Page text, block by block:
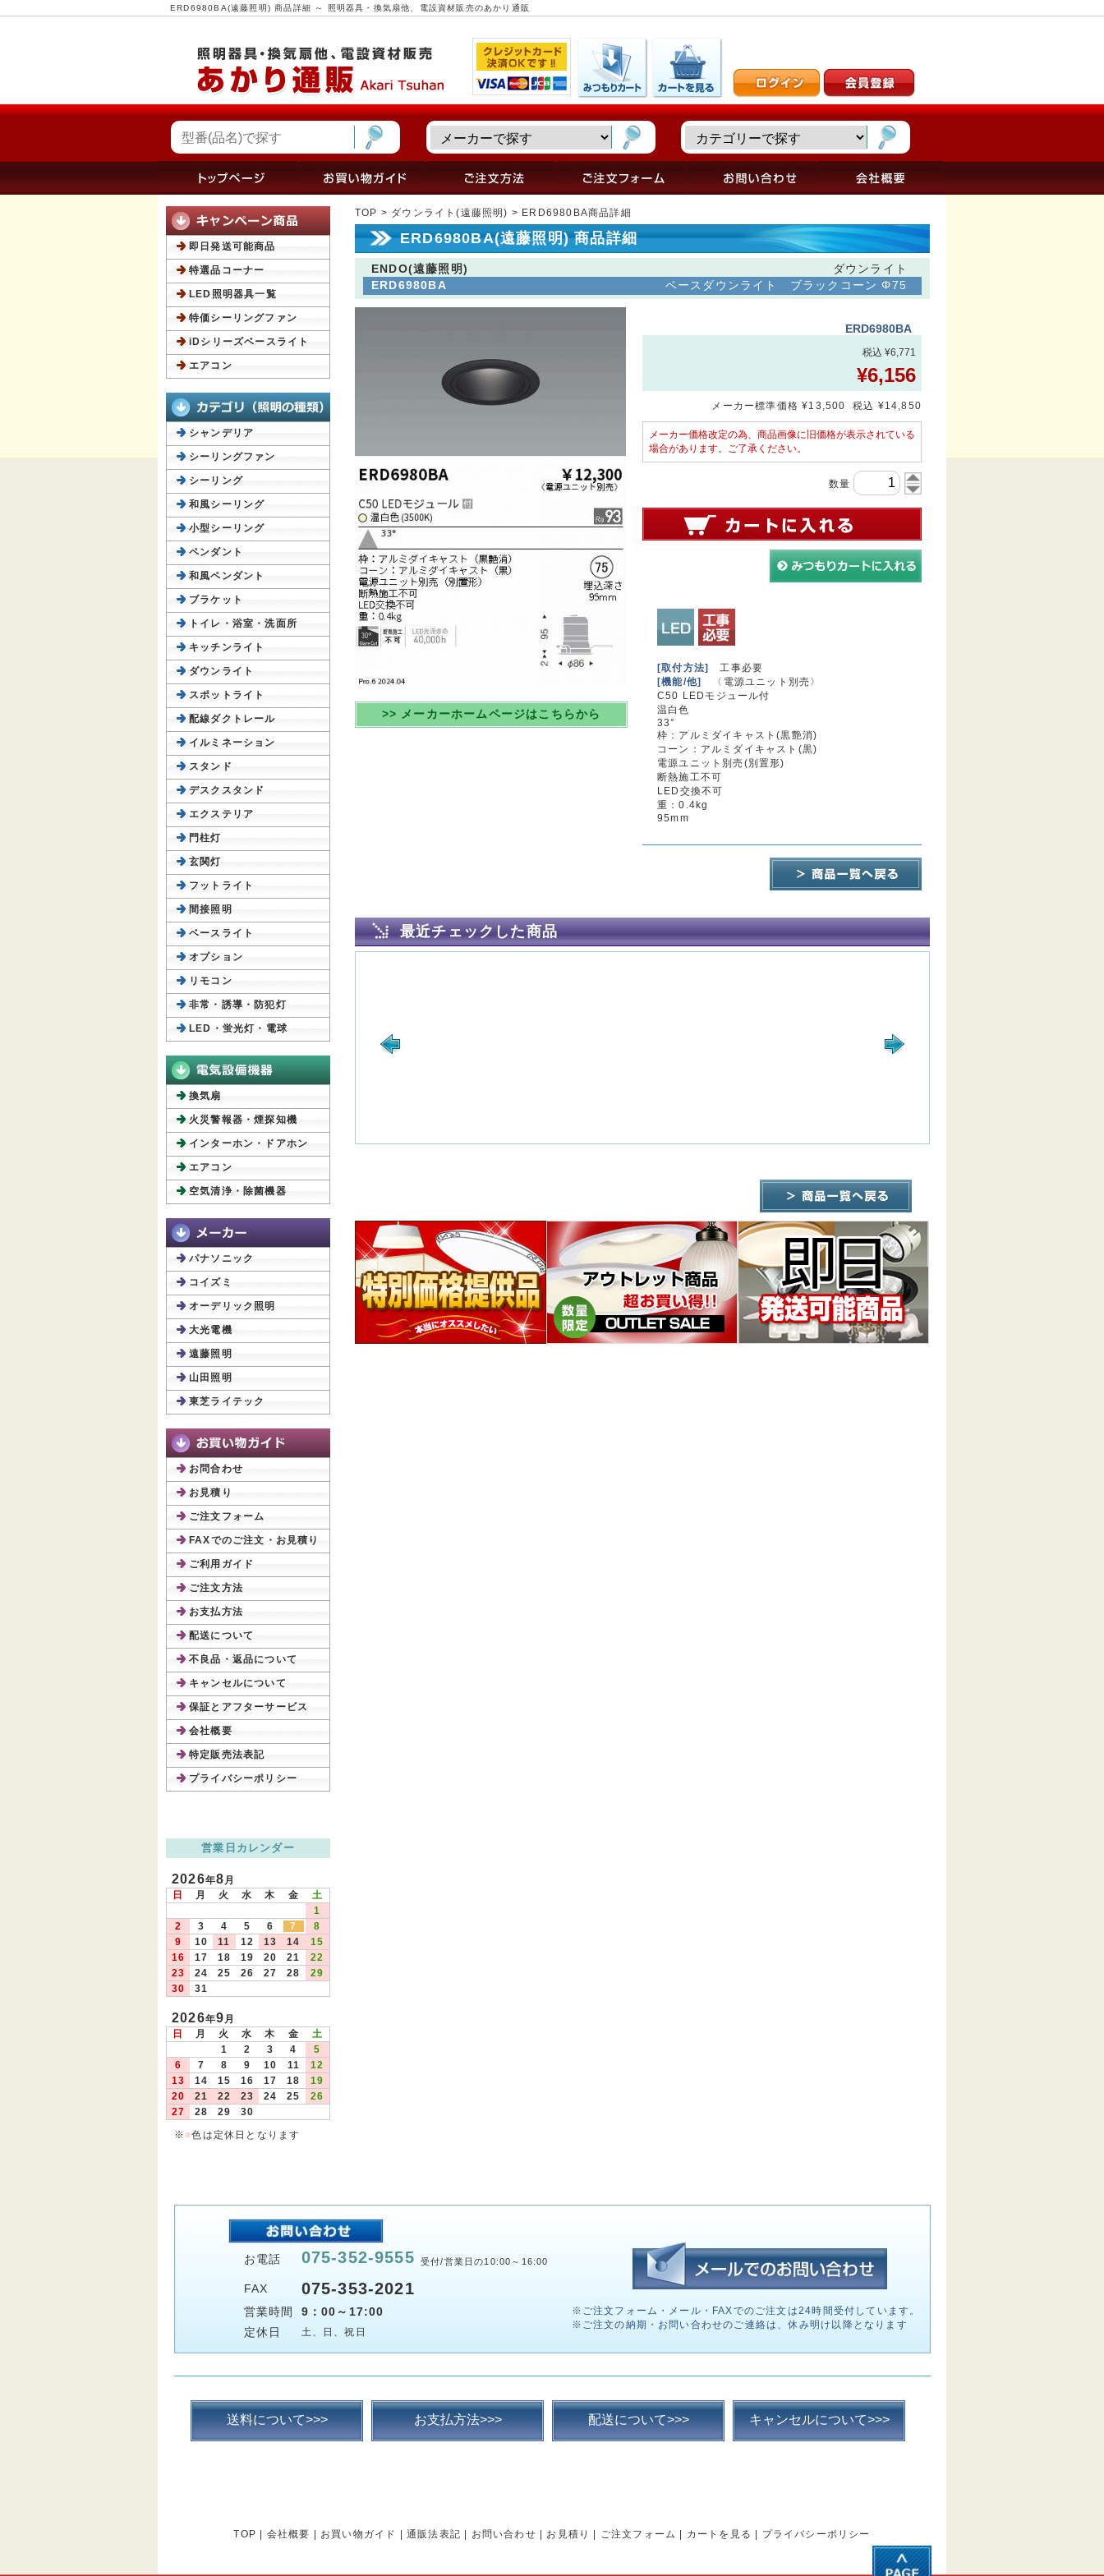
ERD6980BA(遠藤照明) 商品詳細 ～ 照明器具・換気扇他、電設資材販売のあかり通販
TOP > ダウンライト(遠藤照明) > ERD6980BA商品詳細
ERD6980BA(遠藤照明) 商品詳細
ENDO(遠藤照明)
ダウンライト
ERD6980BA
ベースダウンライト ブラックコーン Φ75
>> メーカーホームページはこちらから
ERD6980BA
税込 ¥6,771
¥6,156
メーカー標準価格 ¥13,500 税込 ¥14,850
メーカー価格改定の為、商品画像に旧価格が表示されている
場合があります。ご了承ください。
数量
[取付方法]
工事必要
[機能/他]
〈電源ユニット別売〉
C50 LEDモジュール付
温白色
33°
枠：アルミダイキャスト(黒艶消)
コーン：アルミダイキャスト(黒)
電源ユニット別売(別置形)
断熱施工不可
LED交換不可
重：0.4kg
95mm
最近チェックした商品
即日発送可能商品
特選品コーナー
LED照明器具一覧
特価シーリングファン
iDシリーズベースライト
エアコン
シャンデリア
シーリングファン
シーリング
和風シーリング
小型シーリング
ペンダント
和風ペンダント
ブラケット
トイレ・浴室・洗面所
キッチンライト
ダウンライト
スポットライト
配線ダクトレール
イルミネーション
スタンド
デスクスタンド
エクステリア
門柱灯
玄関灯
フットライト
間接照明
ベースライト
オプション
リモコン
非常・誘導・防犯灯
LED・蛍光灯・電球
換気扇
火災警報器・煙探知機
インターホン・ドアホン
エアコン
空気清浄・除菌機器
パナソニック
コイズミ
オーデリック照明
大光電機
遠藤照明
山田照明
東芝ライテック
お問合わせ
お見積り
ご注文フォーム
FAXでのご注文・お見積り
ご利用ガイド
ご注文方法
お支払方法
配送について
不良品・返品について
キャンセルについて
保証とアフターサービス
会社概要
特定販売法表記
プライバシーポリシー
営業日カレンダー
2026年8月
日
月 火 水 木 金
土
1
2
3 4 5 6 7
8
9
10 11 12 13 14
15
16
17 18 19 20 21
22
23
24 25 26 27 28
29
30
31
2026年9月
日
月 火 水 木 金
土
1
2 3 4
5
6
7 8 9 10 11
12
13
14 15 16 17 18
19
20
21 22 23 24 25
26
27
28 29
30
※ ■色は定休日となります
お電話 075-352-9555 受付/営業日の10:00～16:00
FAX 075-353-2021
営業時間
9：00～17:00
定休日
土、日、祝日
※ご注文フォーム・メール・FAXでのご注文は24時間受付しています。
※ご注文の納期・お問い合わせのご連絡は、休み明け以降となります
送料について>>> お支払方法>>> 配送について>>> キャンセルについて>>>
TOP 会社概要 お買い物ガイド 通販法表記 お問い合わせ お見積り ご注文フォーム カートを見る プライバシーポリシー